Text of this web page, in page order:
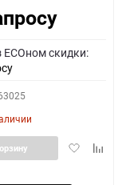
4 - прямая
ECOном скидки:
Добавить